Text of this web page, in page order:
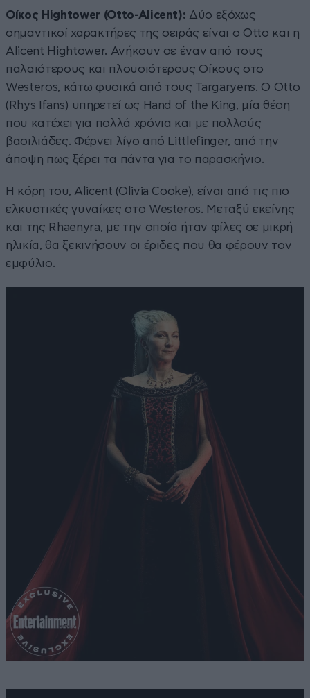
Οίκος Hightower (Otto-Alicent): Δύο εξόχως
σημαντικοί χαρακτήρες της σειράς είναι ο Otto και η
Alicent Hightower. Ανήκουν σε έναν από τους
παλαιότερους και πλουσιότερους Οίκους στο
Westeros, κάτω φυσικά από τους Targaryens. Ο Otto
(Rhys Ifans) υπηρετεί ως Hand of the King, μία θέση
που κατέχει για πολλά χρόνια και με πολλούς
βασιλιάδες. Φέρνει λίγο από Littlefinger, από την
άποψη πως ξέρει τα πάντα για το παρασκήνιο.
Η κόρη του, Alicent (Olivia Cooke), είναι από τις πιο
ελκυστικές γυναίκες στο Westeros. Μεταξύ εκείνης
και της Rhaenyra, με την οποία ήταν φίλες σε μικρή
ηλικία, θα ξεκινήσουν οι έριδες που θα φέρουν τον
εμφύλιο.